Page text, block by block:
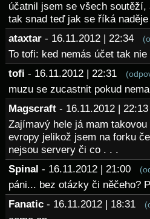
účatnil jsem se všech
tak snad teď jak se říká
ataxtar - 16.11.2012 | 22:34
To tofi: ked nemás účet tak nie
tofi - 16.11.2012 | 22:31
muzu se zucastnit pokud
Magscraft - 16.11.2012 |
Zajímavý hele já mam
evropy jelikož jsem na forku
nejsou servery či co . . .
Spinal - 16.11.2012 | 21:00
páni... bez otázky či něčeho?
Fanatic - 16.11.2012 | 18:31